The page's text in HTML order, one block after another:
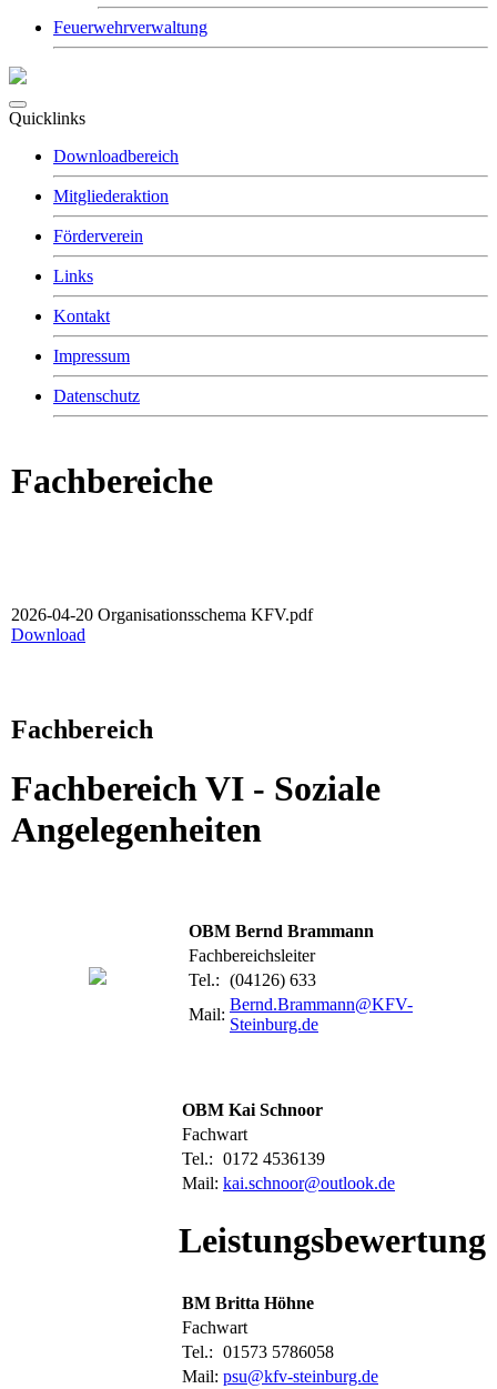
Feuerwehrverwaltung
Quicklinks
Downloadbereich
Mitgliederaktion
Förderverein
Links
Kontakt
Impressum
Datenschutz
Fachbereiche
2026-04-20 Organisationsschema KFV.pdf
Download
Fachbereich
Fachbereich VI - Soziale
Angelegenheiten
OBM Bernd Brammann
Fachbereichsleiter
Tel.: (04126) 633
Mail:
Bernd.Brammann@KFV-
Steinburg.de
OBM Kai Schnoor
Fachwart
Tel.: 0172 4536139
Mail: kai.schnoor@outlook.de
Leistungsbewertung
BM Britta Höhne
Fachwart
Tel.: 01573 5786058
Mail: psu@kfv-steinburg.de